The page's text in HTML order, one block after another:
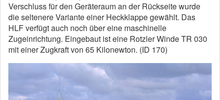
Verschluss für den Geräteraum an der Rückseite wurde
die seltenere Variante einer Heckklappe gewählt. Das
HLF verfügt auch noch über eine maschinelle
Zugeinrichtung. Eingebaut ist eine Rotzler Winde TR 030
mit einer Zugkraft von 65 Kilonewton. (ID 170)